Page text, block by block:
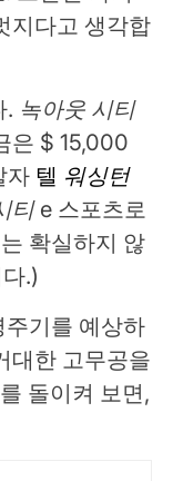
지다고 생각합
. 녹아웃 시티
은 $ 15,000
자 텔 워싱턴
티e 스포츠로
확실하지 않
.)
주기를 예상하
대한 고무공을
돌이켜 보면,